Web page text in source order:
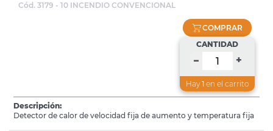
Cód. 3179 - 10 INCENDIO CONVENCIONAL
COMPRAR
CANTIDAD
– +
Hay 1 en el carrito
Descripción:
Detector de calor de velocidad fija de aumento y temperatura fija